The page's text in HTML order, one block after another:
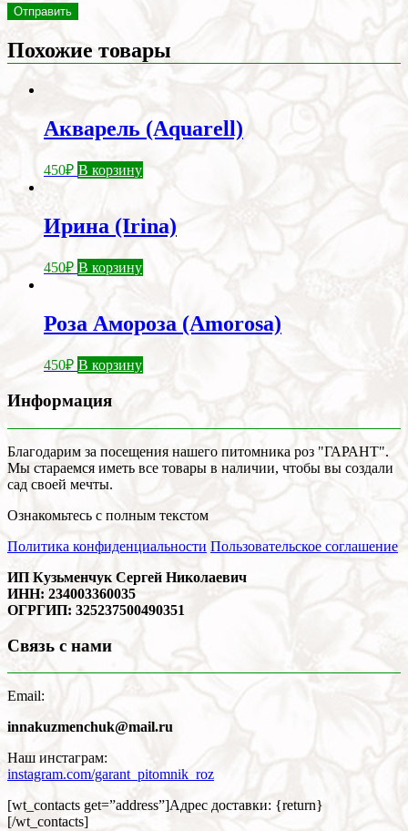
Похожие товары
Акварель (Aquarell)
450₽ В корзину
Ирина (Irina)
450₽ В корзину
Роза Амороза (Amorosa)
450₽ В корзину
Информация
Благодарим за посещения нашего питомника роз "ГАРАНТ".
Мы стараемся иметь все товары в наличии, чтобы вы создали
сад своей мечты.
Ознакомьтесь с полным текстом
Политика конфиденциальности Пользовательское соглашение
ИП Кузьменчук Сергей Николаевич
ИНН: 234003360035
ОГРГИП: 325237500490351
Связь с нами
Email:
innakuzmenchuk@mail.ru
Наш инстаграм:
instagram.com/garant_pitomnik_roz
[wt_contacts get=”address”]Адрес доставки: {return}
[/wt_contacts]